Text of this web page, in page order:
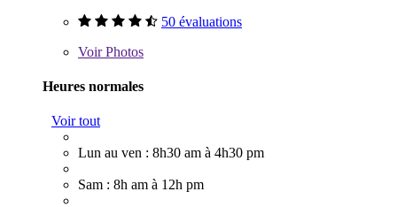
50 évaluations
VoirPhotos
Heures normales
Voir tout
Lun au ven : 8h30 am à 4h30 pm
Sam : 8h am à 12h pm